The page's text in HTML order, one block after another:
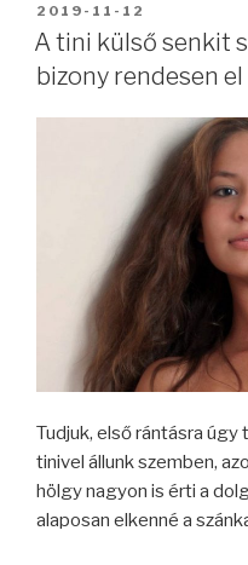
BEKÜLDVE:
2019-11-12
A tini külső senkit
bizony rendesen
Tudjuk, első rántásra
tinivel állunk szemben,
hölgy nagyon is érti a
alaposan elkenné a